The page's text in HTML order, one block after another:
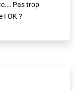
Pas trop
! OK ?